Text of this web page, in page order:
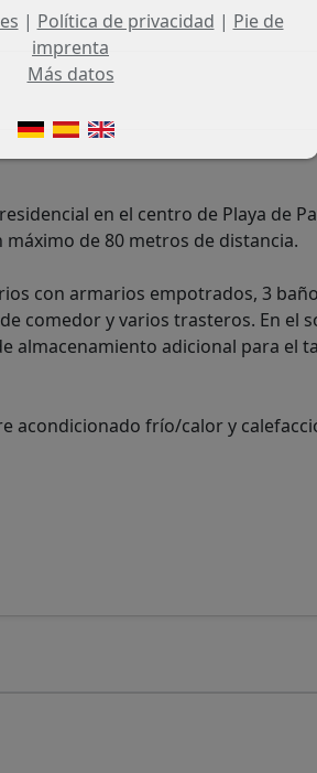
en el centro de Playa de
máximo de 80 metros de distancia.
con armarios empotrados, 3
comedor y varios trasteros. En el
almacenamiento adicional para el
acondicionado frío/calor y
| Política de privacidad | Pie de
imprenta
Más datos